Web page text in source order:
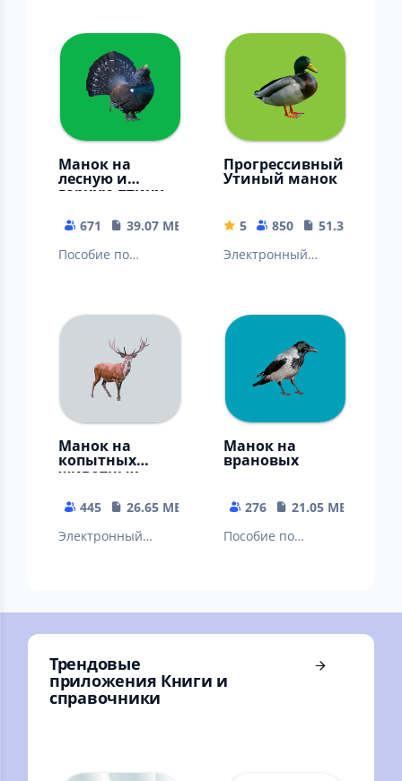
тесты (2023 год)
Манок на
лесную и
горную птицу
671
39.07 MB
Пособие по
горной птицы
Прогрессивный
Утиный манок
5 850
51.36 MB
Электронный
внешнему виду и
голосам уток)
Манок на
копытных
животных
445
26.65 MB
Электронный
животных)
Манок на
врановых
276
21.05 MB
Пособие по
Трендовые
приложения Книги и
справочники